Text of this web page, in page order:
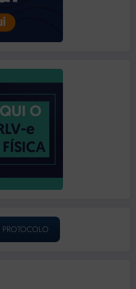
PROTOCOLO